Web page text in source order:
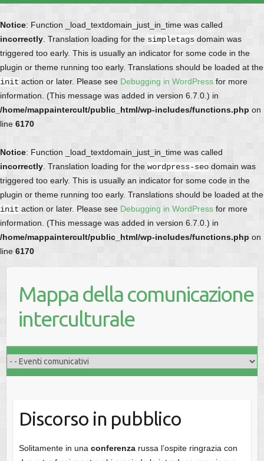
Notice: Function _load_textdomain_just_in_time was called
incorrectly . Translation loading for the simpletags domain was
triggered too early. This is usually an indicator for some code in the
plugin or theme running too early. Translations should be loaded at the
init action or later. Please see Debugging in WordPress for more
information. (This message was added in version 6.7.0.) in
/home/mappaintercult/public_html/wp-includes/functions.php on
line 6170
Notice: Function _load_textdomain_just_in_time was called
incorrectly . Translation loading for the wordpress-seo domain was
triggered too early. This is usually an indicator for some code in the
plugin or theme running too early. Translations should be loaded at the
init action or later. Please see Debugging in WordPress for more
information. (This message was added in version 6.7.0.) in
/home/mappaintercult/public_html/wp-includes/functions.php on
line 6170
Mappa della comunicazione
interculturale
Discorso in pubblico
Solitamente in una conferenzarussa l’ospite ringrazia con